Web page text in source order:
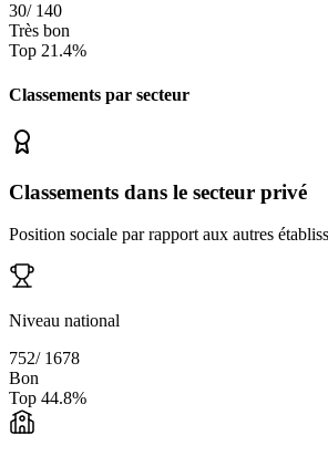
30/ 140
Très bon
Top 21.4%
Classements par secteur
Classements dans le secteur privé
Position sociale par rapport aux autres
Niveau national
752/ 1678
Bon
Top 44.8%